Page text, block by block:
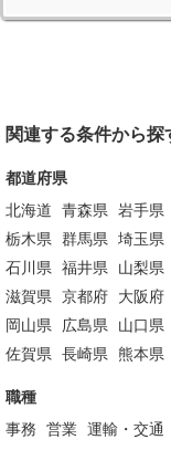
関連する条件から探
都道府県
北海道
青森県 岩手県
栃木県
群馬県 埼玉県
石川県
福井県 山梨県
滋賀県
京都府 大阪府
岡山県
広島県 山口県
佐賀県
長崎県 熊本県
職種
事務
営業 運輸・交通